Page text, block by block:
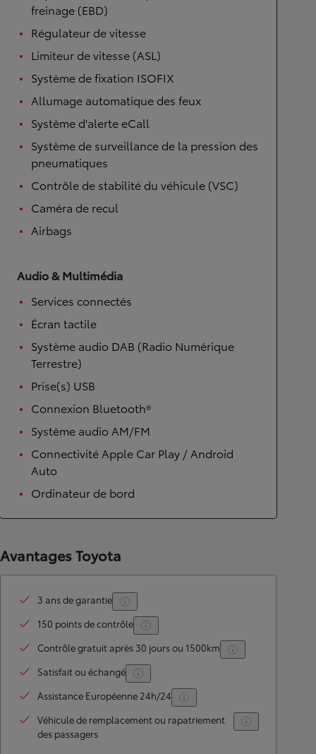
freinage (EBD)
Régulateur de vitesse
Limiteur de vitesse (ASL)
Système de fixation ISOFIX
Allumage automatique des feux
Système d'alerte eCall
Système de surveillance de la pression des
pneumatiques
Contrôle de stabilité du véhicule (VSC)
Caméra de recul
Airbags
Audio & Multimédia
Services connectés
Écran tactile
Système audio DAB (Radio Numérique
Terrestre)
Prise(s) USB
Connexion Bluetooth®
Système audio AM/FM
Connectivité Apple Car Play / Android
Auto
Ordinateur de bord
Avantages Toyota
3 ans de garantie
150 points de contrôle
Contrôle gratuit après 30 jours ou 1500km
Satisfait ou échangé
Assistance Européenne 24h/24
Véhicule de remplacement ou rapatriement
des passagers